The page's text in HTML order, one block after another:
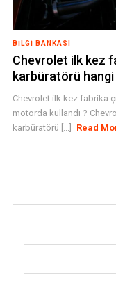
BILGI BANKASI
Chevrolet ilk kez
karbüratörü hangi
Chevrolet ilk kez fabrika
motorda kullandı ?
karbüratörü [...]
Read